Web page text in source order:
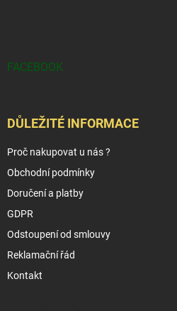
FACEBOOK
DŮLEŽITÉ INFORMACE
Proč nakupovat u nás ?
Obchodní podmínky
Doručení a platby
GDPR
Odstoupení od smlouvy
Reklamační řád
Kontakt